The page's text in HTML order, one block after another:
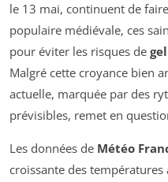
le 13 mai, continuent de
populaire médiévale, ces
pour éviter les risques de gel
Malgré cette croyance bien
actuelle, marquée par des
prévisibles, remet en
Les données de Météo
croissante des